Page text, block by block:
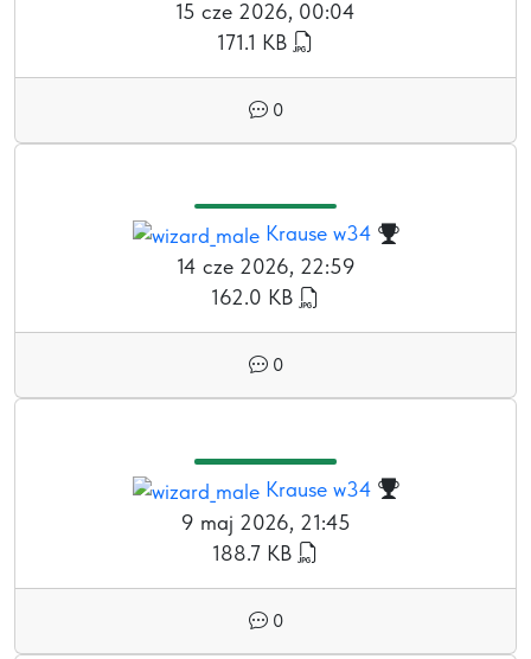
15 cze 2026, 00:04
171.1 KB
0
Krause w34
14 cze 2026, 22:59
162.0 KB
0
Krause w34
9 maj 2026, 21:45
188.7 KB
0